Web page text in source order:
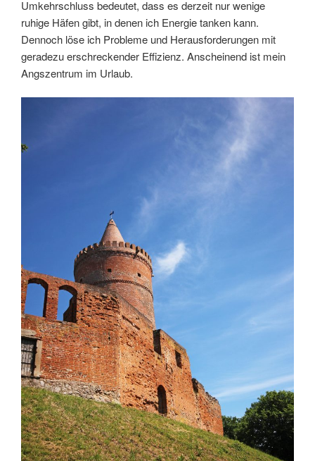
Umkehrschluss bedeutet, dass es derzeit nur wenige
ruhige Häfen gibt, in denen ich Energie tanken kann.
Dennoch löse ich Probleme und Herausforderungen mit
geradezu erschreckender Effizienz. Anscheinend ist mein
Angszentrum im Urlaub.